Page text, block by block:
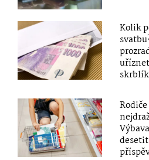
Kolik